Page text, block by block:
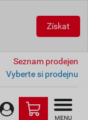
Získat
Seznam prodejen
Vyberte si prodejnu
MENU